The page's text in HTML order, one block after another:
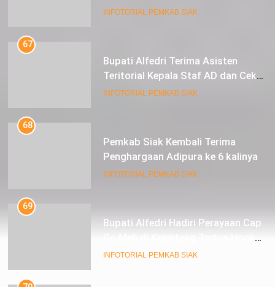
Masyarakat Dengan Baik
INFOTORIAL PEMKAB SIAK
67
Bupati Alfedri Terima Asisten
Teritorial Kepala Staf AD dan Cek
Kesiapan Acara TMMD
INFOTORIAL PEMKAB SIAK
68
Pemkab Siak Kembali Terima
Penghargaan Adipura ke 6 kalinya
INFOTORIAL PEMKAB SIAK
69
Bupati Alfedri Hadiri Perayaan Cap
Siu Kiong Kota Siak Sri Indrapura
INFOTORIAL PEMKAB SIAK